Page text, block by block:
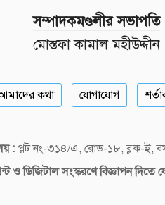
সম্পাদকমণ্ডলীর সভাপতি
মোস্তফা কামাল মহীউদ্দীন
কথা যোগাযোগ
: প্লট নং-৩১৪/এ, রোড-১৮, ব্লক-ই,
ও ডিজিটালসংস্করণে বিজ্ঞাপন দিতে